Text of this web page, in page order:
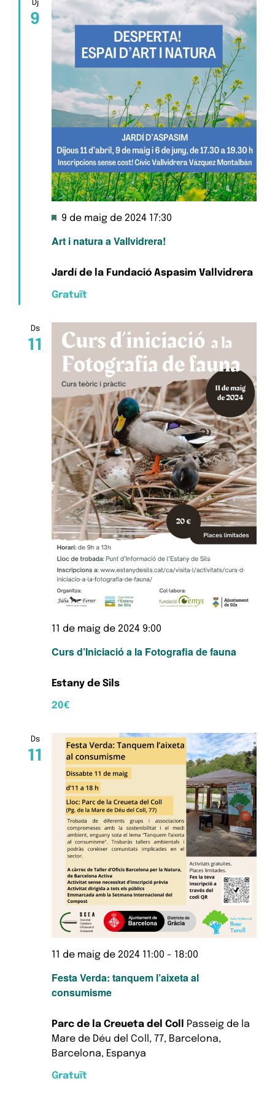
Dj
9
Art i natura a Vallvidrera!
Destacats
9 de maig de 2024 17:30
Jardí de la Fundació Aspasim Vallvidrera
Gratuït
Ds
11
Curs d’Iniciació a la Fotografia de fauna
11 de maig de 2024 9:00
Estany de Sils
20€
Ds
11
Festa Verda: tanquem l’aixeta al
consumisme
11 de maig de 2024 11:00 - 18:00
Parc de la Creueta del Coll
Passeig de la
Mare de Déu del Coll, 77, Barcelona,
Barcelona, Espanya
Gratuït